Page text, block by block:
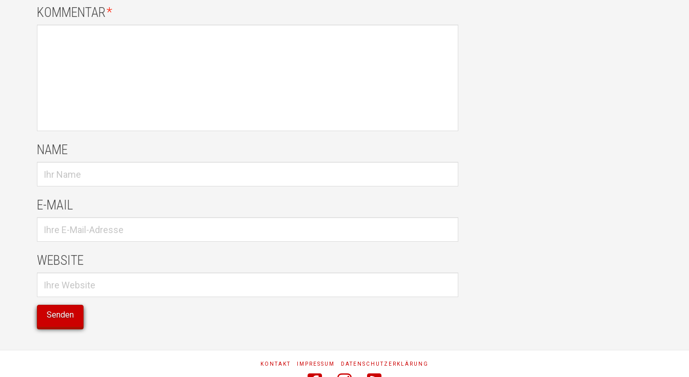
KOMMENTAR*
NAME
E-MAIL
WEBSITE
KONTAKT IMPRESSUM DATENSCHUTZERKLÄRUNG